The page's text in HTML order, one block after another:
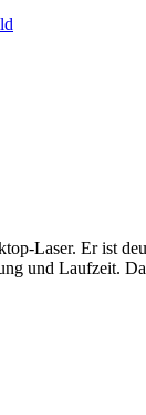
Laser. Er ist
und Laufzeit.